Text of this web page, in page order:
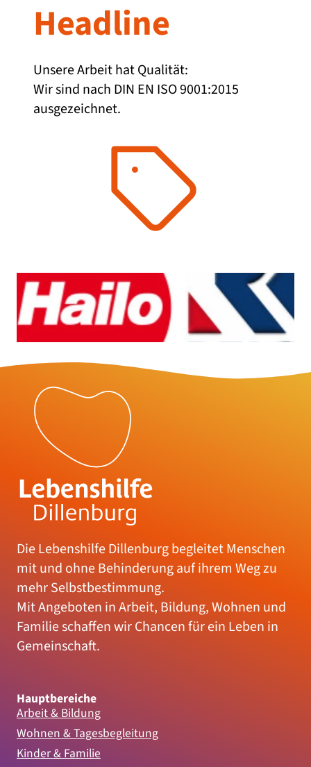
Headline
Unsere Arbeit hat Qualität:
Wir sind nach DIN EN ISO 9001:2015
ausgezeichnet.
Die Lebenshilfe Dillenburg begleitet Menschen
mit und ohne Behinderung auf ihrem Weg zu
mehr Selbstbestimmung.
Mit Angeboten in Arbeit, Bildung, Wohnen und
Familie schaffen wir Chancen für ein Leben in
Gemeinschaft.
Hauptbereiche
Arbeit & Bildung
Wohnen & Tagesbegleitung
Kinder & Familie